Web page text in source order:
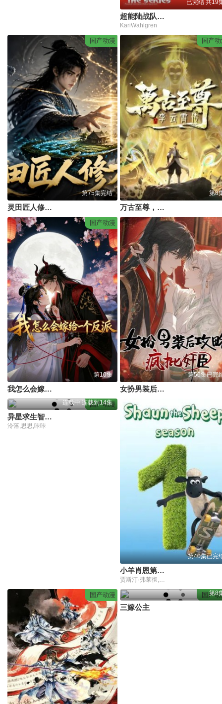
已完结 共19
超能陆战队第三季
KariWahlgren
国产动漫
第75集完结
灵田匠人修万物
国产
第8
万古至尊，李云霄传
国产动漫
第10集
我怎么会嫁给一个反派
第50集已完
女扮男装后开始攻略疯批奸臣
国产动漫
连载中 连载到14集
异星求生智慧是原罪
泠落,思思,咔咔
第40集已完
小羊肖恩第一季
贾斯汀·弗莱彻,约翰·斯帕克斯,理查德·韦伯,凯特·哈伯
国产动漫 国产第8
三嫁公主